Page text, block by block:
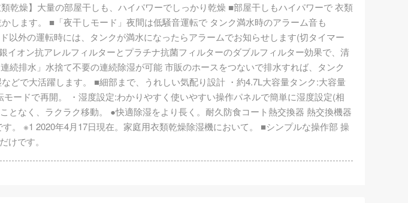
乾燥】大量の部屋干しも、ハイパワーでしっかり乾燥 ■部屋干しもハイパワーで 衣類
します。 ■「夜干しモード」夜間は低騒音運転で タンク満水時のアラーム音も
外の運転時には、タンクが満水になったらアラームでお知らせします(切タイマー
オン抗アレルフィルターとプラチナ抗菌フィルターのダブルフィルター効果で、清
排水」水捨て不要の連続除湿が可能 市販のホースをつないで排水すれば、タンク
で大活躍します。 ■細部まで、うれしい気配り設計 ・約4.7L大容量タンク:大容量
ードで再開。 ・湿度設定:わかりやすく使いやすい操作パネルで簡単に湿度設定(相
なく、ラクラク移動。 ●快適除湿をより長く。耐久防食コート熱交換器 熱交換機器
。 ※1 2020年4月17日現在。家庭用衣類乾燥除湿機において。 ■シンプルな操作部 操
です。